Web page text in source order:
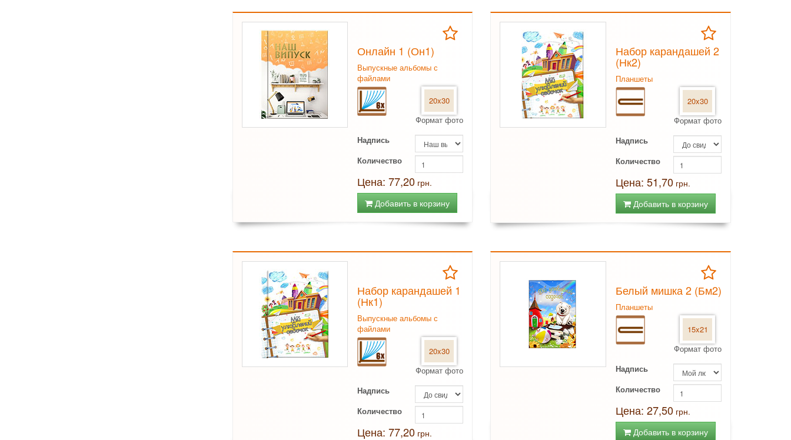
Онлайн 1 (Он1)
Выпускные альбомы с
файлами
20x30
Формат фото
Надпись
Количество
Цена: 77,20грн.
Добавить в корзину
Набор карандашей 2
(Нк2)
Планшеты
20x30
Формат фото
Надпись
Количество
Цена: 51,70грн.
Добавить в корзину
Набор карандашей 1
(Нк1)
Выпускные альбомы с
файлами
20x30
Формат фото
Надпись
Количество
Цена: 77,20грн.
Белый мишка 2 (Бм2)
Планшеты
15x21
Формат фото
Надпись
Количество
Цена: 27,50грн.
Добавить в корзину